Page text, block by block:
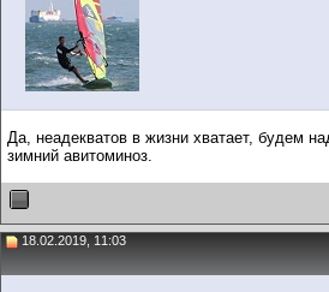
Да, неадекватов в жизни хватает, будем
зимний авитоминоз.
18.02.2019, 11:03